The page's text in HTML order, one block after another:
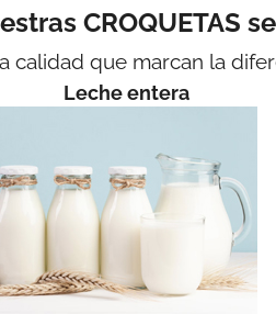
CROQUETAS
calidad que marcan la
Leche entera